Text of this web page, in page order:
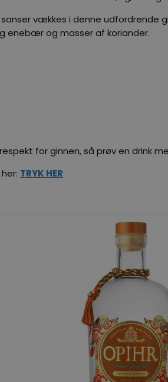
vækkes i denne
enebær og masser af koriander.
for ginnen, så prøv en drink
TRYK HER